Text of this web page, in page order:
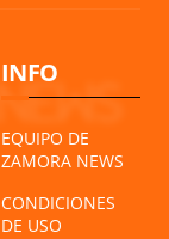
INFO
EQUIPO DE
ZAMORA NEWS
CONDICIONES
DE USO